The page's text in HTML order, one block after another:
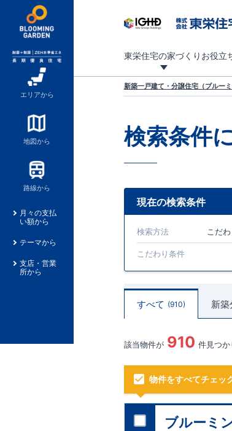
エリアから
地図から
路線から
月々の支払
い額から
テーマから
支店・営業
所から
東栄住宅の家づくり お役立
新築一戸建て・分譲住宅（ブルー
検索条件
現在の検索条件
検索方法 こだわ
こだわり条件
すべて 910 新
該当物件が 910 件見つか
物件をすべてチェッ
ブルーミ